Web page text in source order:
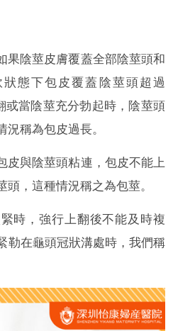
果陰莖皮膚覆蓋全部陰莖頭和
態下包皮覆蓋陰莖頭超過
或當陰莖充分勃起時，陰莖頭
稱為包皮過長。
皮與陰莖頭粘連，包皮不能上
，這種情況稱之為包莖。
時，強行上翻後不能及時複
勒在龜頭冠狀溝處時，我們稱